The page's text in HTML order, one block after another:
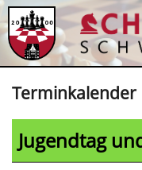
Zum
Inhalt
Terminkalender
Jugendtag